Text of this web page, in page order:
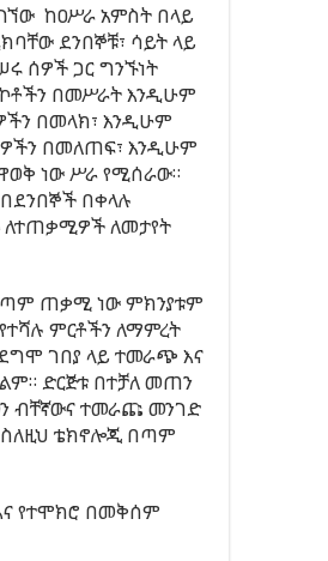
ከዐሥራ አምስት በላይ
ደንበኞቹ፣ ሳይት ላይ
ሰዎች ጋር ግንኙነት
በመሥራት እንዲሁም
በመላክ፣ እንዲሁም
በመለጠፍ፣ እንዲሁም
ነው ሥራ የሚሰራው።
በቀላሉ
ለመታየት
ጠቃሚ ነው ምክንያቱም
ምርቶችን ለማምረት
ገበያ ላይ ተመራጭ እና
ድርጅቱ በተቻለ መጠን
ብቸኛውና ተመራጩ መንገድ
ስለዚህ ቴክኖሎጂ በጣም
የተሞክሮ በመቅሰም